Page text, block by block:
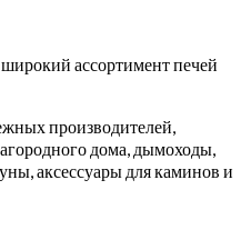
ассортимент печей
производителей,
дома, дымоходы,
аксессуары для каминов и